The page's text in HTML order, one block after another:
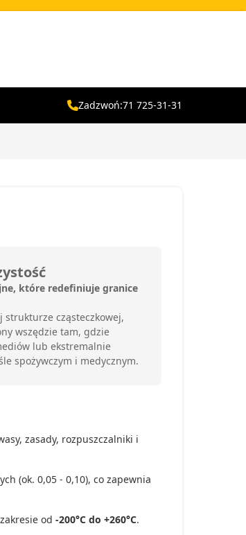
Zadzwoń:71 725-31-31
które redefiniuje granice
cząsteczkowej,
wszędzie tam, gdzie
lub ekstremalnie
spożywczym i medycznym.
zasady, rozpuszczalniki i
(ok. 0,05 - 0,10), co zapewnia
od -200°C do +260°C.